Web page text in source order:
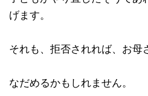
げます。
それも、拒否されれば、お母
なだめるかもしれません。